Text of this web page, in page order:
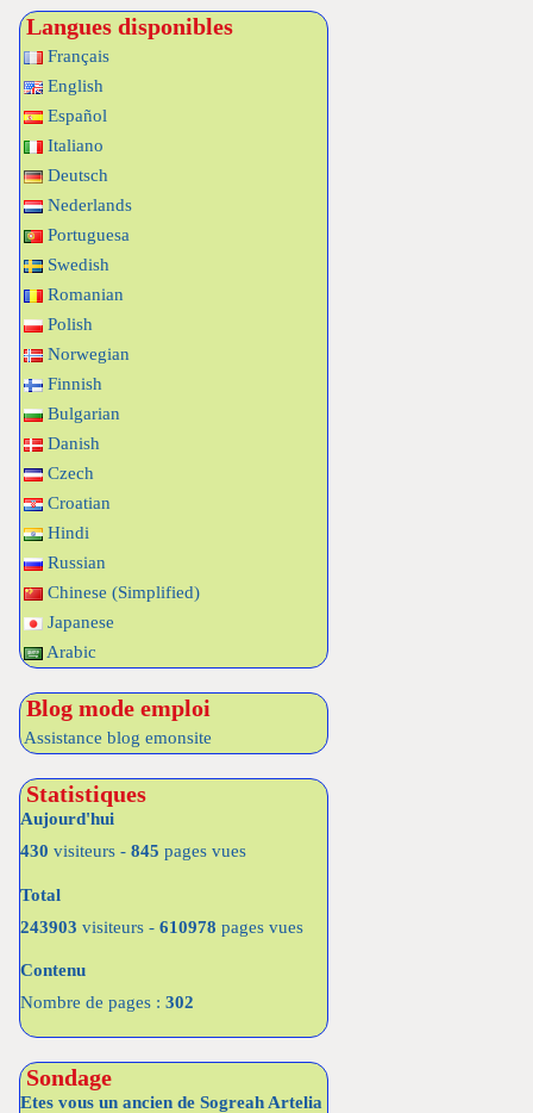
Langues disponibles
Français
English
Español
Italiano
Deutsch
Nederlands
Portuguesa
Swedish
Romanian
Polish
Norwegian
Finnish
Bulgarian
Danish
Czech
Croatian
Hindi
Russian
Chinese (Simplified)
Japanese
Arabic
Blog mode emploi
Assistance blog emonsite
Statistiques
Aujourd'hui
430 visiteurs - 845 pages vues
Total
243903 visiteurs - 610978 pages vues
Contenu
Nombre de pages : 302
Sondage
Etes vous un ancien de Sogreah Artelia